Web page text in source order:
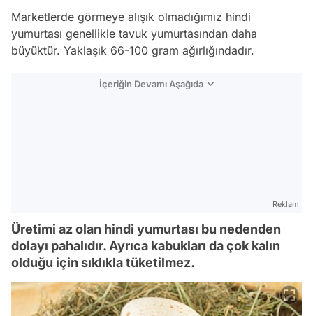
Marketlerde görmeye alışık olmadığımız hindi
yumurtası genellikle tavuk yumurtasından daha
büyüktür. Yaklaşık 66-100 gram ağırlığındadır.
İçeriğin Devamı Aşağıda
Reklam
Üretimi az olan hindi yumurtası bu nedenden
dolayı pahalıdır. Ayrıca kabukları da çok kalın
olduğu için sıklıkla tüketilmez.